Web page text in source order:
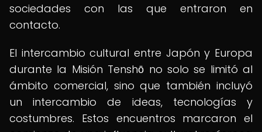
sociedades con las que entraron en
contacto.
El intercambio cultural entre Japón y Europa
durante la Misión Tenshō no solo se limitó al
ámbito comercial, sino que también incluyó
un intercambio de ideas, tecnologías y
costumbres. Estos encuentros marcaron el